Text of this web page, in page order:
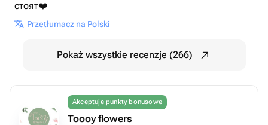
стоят❤️
Przetłumacz na Polski
Pokaż wszystkie recenzje (266)
Akceptuje punkty bonusowe
Toooy flowers